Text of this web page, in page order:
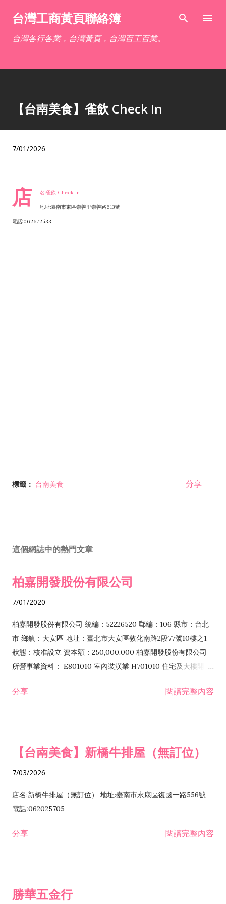
跳到主要內容
台灣工商黃頁聯絡簿
台灣各行各業，台灣黃頁，台灣百工百業。
【台南美食】雀飲 Check In
7/01/2026
店 名:雀飲 Check In
地址:臺南市東區崇善里崇善路613號
電話:062672533
標籤： 台南美食 分享
這個網誌中的熱門文章
柏嘉開發股份有限公司
7/01/2020
柏嘉開發股份有限公司 統編：52226520 郵編：106 縣市：台北
市 鄉鎮：大安區 地址：臺北市大安區敦化南路2段77號10樓之1
狀態：核准設立 資本額：250,000,000 柏嘉開發股份有限公司
所營事業資料： E801010 室內裝潢業 H701010 住宅及大樓開發
發業 H703090 不動產買賣業 H703100 不動產租賃業 I503010
分享 閱讀完整內容
【台南美食】新橋牛排屋（無訂位）
7/03/2026
店名:新橋牛排屋（無訂位） 地址:臺南市永康區復國一路556號
電話:062025705
分享 閱讀完整內容
勝華五金行